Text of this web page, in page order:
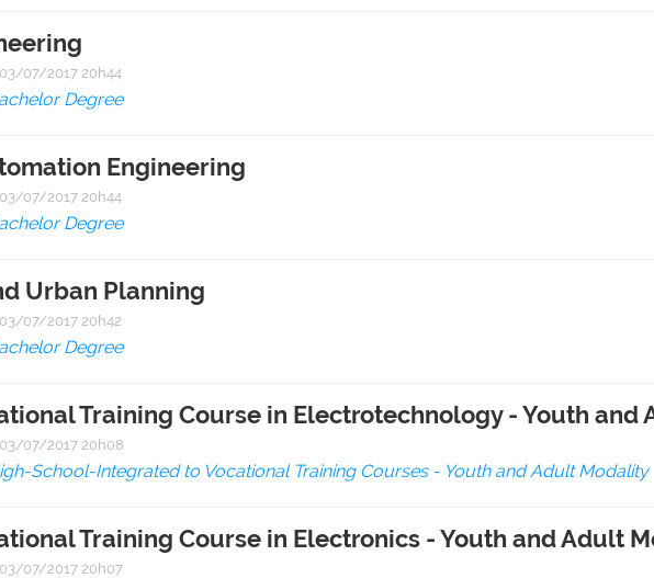
03/07/2017 20h44
Degree
Engineering
03/07/2017 20h44
Degree
Urban Planning
03/07/2017 20h42
Degree
Training Course in Electrotechnology - Youth and
03/07/2017 20h08
School-Integrated to Vocational Training Courses - Youth and Adult Modality
Training Course in Electronics - Youth and Adult
03/07/2017 20h07